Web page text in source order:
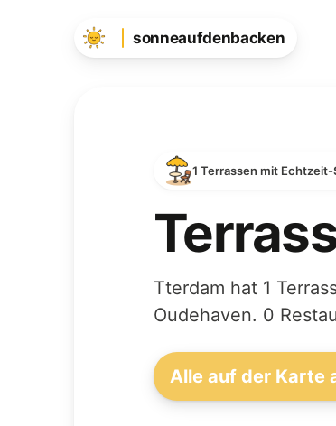
sonneaufdenbacken
1 Terrassen mit
Tterdam hat 1
Oudehaven. 0
Alle auf der Karte